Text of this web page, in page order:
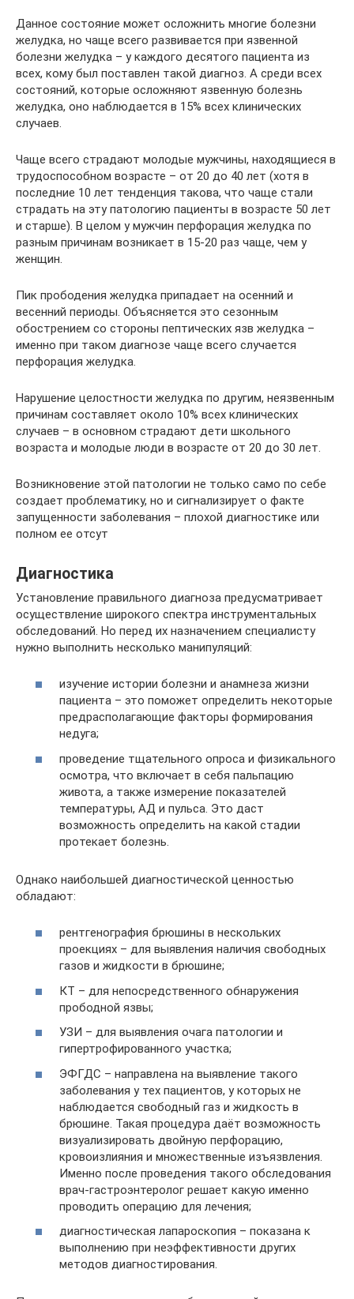
Данное состояние может осложнить многие болезни
желудка, но чаще всего развивается при язвенной
болезни желудка – у каждого десятого пациента из
всех, кому был поставлен такой диагноз. А среди всех
состояний, которые осложняют язвенную болезнь
желудка, оно наблюдается в 15% всех клинических
случаев.
Чаще всего страдают молодые мужчины, находящиеся в
трудоспособном возрасте – от 20 до 40 лет (хотя в
последние 10 лет тенденция такова, что чаще стали
страдать на эту патологию пациенты в возрасте 50 лет
и старше). В целом у мужчин перфорация желудка по
разным причинам возникает в 15-20 раз чаще, чем у
женщин.
Пик прободения желудка припадает на осенний и
весенний периоды. Объясняется это сезонным
обострением со стороны пептических язв желудка –
именно при таком диагнозе чаще всего случается
перфорация желудка.
Нарушение целостности желудка по другим, неязвенным
причинам составляет около 10% всех клинических
случаев – в основном страдают дети школьного
возраста и молодые люди в возрасте от 20 до 30 лет.
Возникновение этой патологии не только само по себе
создает проблематику, но и сигнализирует о факте
запущенности заболевания – плохой диагностике или
полном ее отсут
Диагностика
Установление правильного диагноза предусматривает
осуществление широкого спектра инструментальных
обследований. Но перед их назначением специалисту
нужно выполнить несколько манипуляций:
изучение истории болезни и анамнеза жизни
пациента – это поможет определить некоторые
предрасполагающие факторы формирования
недуга;
проведение тщательного опроса и физикального
осмотра, что включает в себя пальпацию
живота, а также измерение показателей
температуры, АД и пульса. Это даст
возможность определить на какой стадии
протекает болезнь.
Однако наибольшей диагностической ценностью
обладают:
рентгенография брюшины в нескольких
проекциях – для выявления наличия свободных
газов и жидкости в брюшине;
КТ – для непосредственного обнаружения
прободной язвы;
УЗИ – для выявления очага патологии и
гипертрофированного участка;
ЭФГДС – направлена на выявление такого
заболевания у тех пациентов, у которых не
наблюдается свободный газ и жидкость в
брюшине. Такая процедура даёт возможность
визуализировать двойную перфорацию,
кровоизлияния и множественные изъязвления.
Именно после проведения такого обследования
врач-гастроэнтеролог решает какую именно
проводить операцию для лечения;
диагностическая лапароскопия – показана к
выполнению при неэффективности других
методов диагностирования.